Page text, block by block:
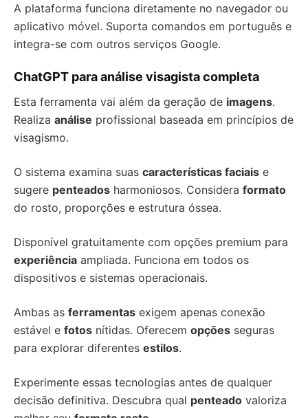
A plataforma funciona diretamente no navegador ou
aplicativo móvel. Suporta comandos em português e
integra-se com outros serviços Google.
ChatGPT para análise visagista completa
Esta ferramenta vai além da geração de imagens.
Realiza análise profissional baseada em princípios de
visagismo.
O sistema examina suas características faciais e
sugere penteados harmoniosos. Considera formato
do rosto, proporções e estrutura óssea.
Disponível gratuitamente com opções premium para
experiência ampliada. Funciona em todos os
dispositivos e sistemas operacionais.
Ambas as ferramentas exigem apenas conexão
estável e fotos nítidas. Oferecem opções seguras
para explorar diferentes estilos.
Experimente essas tecnologias antes de qualquer
decisão definitiva. Descubra qual penteado valoriza